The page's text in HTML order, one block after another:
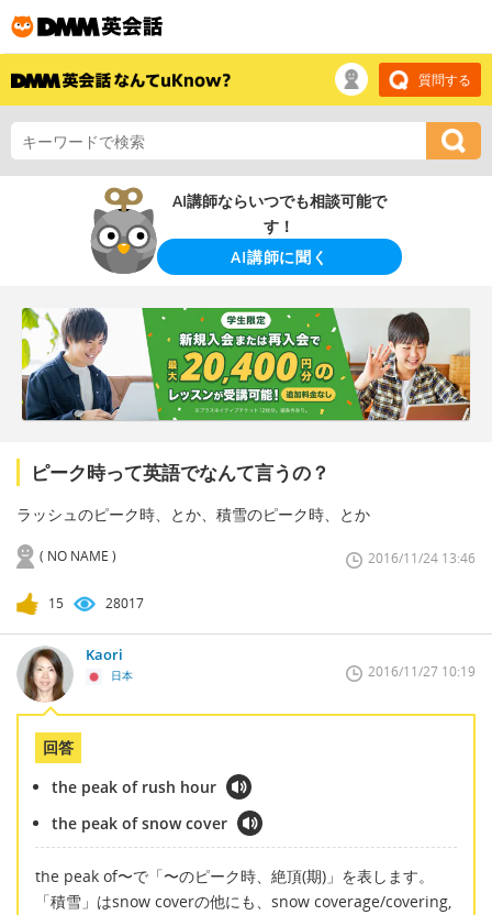
質問する
AI講師ならいつでも相談可能で
す！
AI講師に聞く
ピーク時って英語でなんて言うの？
ラッシュのピーク時、とか、積雪のピーク時、とか
( NO NAME ) 2016/11/24 13:46
15 28017
Kaori
日本 2016/11/27 10:19
回答
the peak of rush hour
the peak of snow cover
the peak of〜で「〜のピーク時、絶頂(期)」を表します。
「積雪」はsnow coverの他にも、snow coverage/covering,